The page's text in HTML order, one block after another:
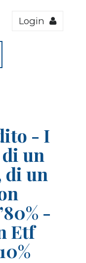
Login
- I
un
di un
-
Etf